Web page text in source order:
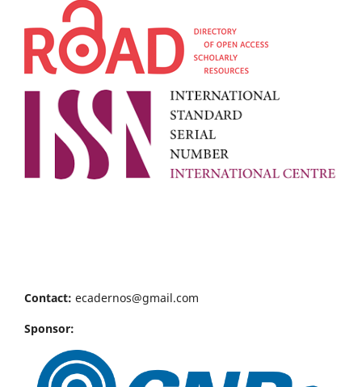
Contact: ecadernos@gmail.com
Sponsor: